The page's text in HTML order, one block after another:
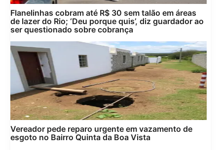
Flanelinhas cobram até R$ 30 sem talão em áreas
de lazer do Rio; ‘Deu porque quis’, diz guardador ao
ser questionado sobre cobrança
Vereador pede reparo urgente em vazamento de
esgoto no Bairro Quinta da Boa Vista